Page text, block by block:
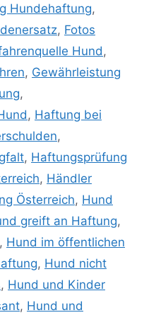
Hundehaftung,
, Fotos
Hund,
, Gewährleistung
,
, Haftung bei
,
, Haftungsprüfung
, Händler
Österreich, Hund
greift an Haftung,
, Hund im öffentlichen
, Hund nicht
, Hund und Kinder
, Hund und